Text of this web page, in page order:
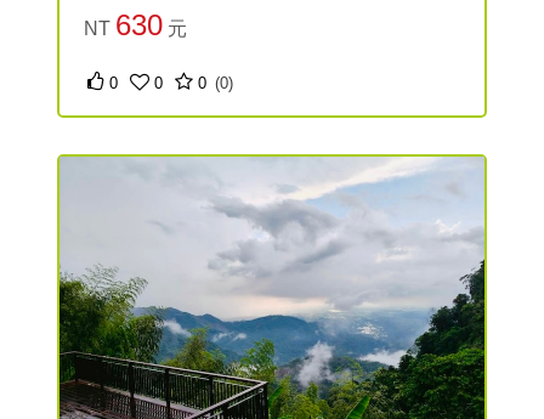
觀、多樣性的自然生態和人文資源，是臺灣最具代表
性的旅遊線。搭乘臺灣好行阿里山線不僅可以輕鬆旅
行阿里山，更能在視覺感觀上得到滿足。
NT 630 元
0 0 0 (0)